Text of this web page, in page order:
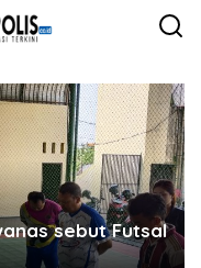
sebut Futsal